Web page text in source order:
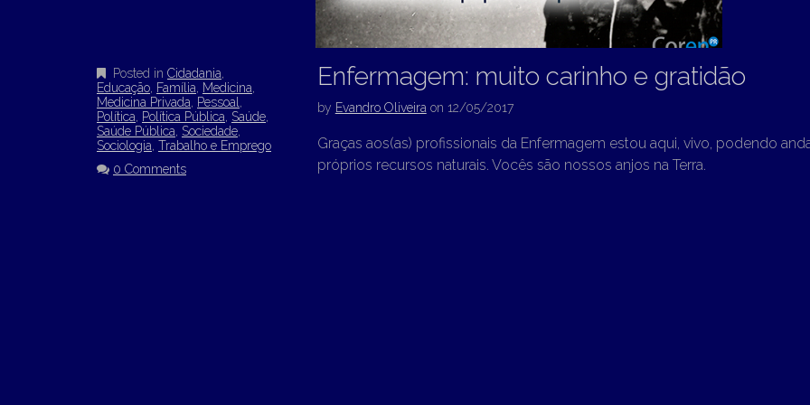
Posted in Cidadania
Educação Família Medicina
Medicina Privada
Pessoal
Política
Política Pública Saúde
Saúde Pública Sociedade
Sociologia Trabalho e Emprego
0 Comments
Enfermagem: muito carinho e gratidão
by Evandro Oliveira on 12/05/2017
Graças aos(as) profissionais da Enfermagem estou aqui, vivo, podendo
próprios recursos naturais. Vocês são nossos anjos na Terra.